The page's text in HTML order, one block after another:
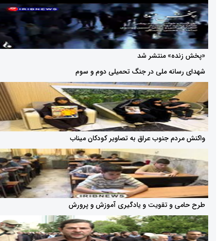
منتشر شد
ملی در جنگ تحمیلی دوم و سوم
جنوب عراق به تصاویر کودکان میناب
و تقویت و یادگیری آموزش و پرورش